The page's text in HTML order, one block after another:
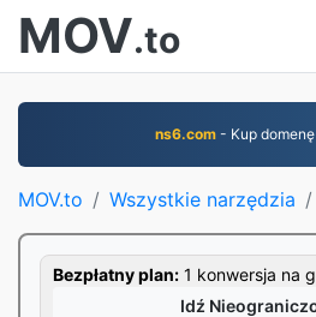
MOV.to
ns6.com - Kup
MOV.to Wszystkie narzędzia
Bezpłatny plan: 1 konwersja na
Idź